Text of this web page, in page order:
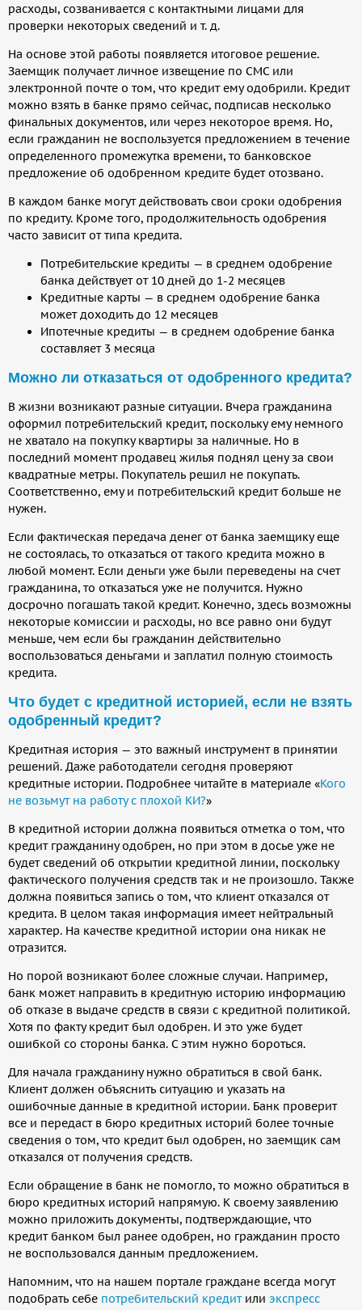
расходы, созванивается с контактными лицами для
проверки некоторых сведений и т. д.
На основе этой работы появляется итоговое решение.
Заемщик получает личное извещение по СМС или
электронной почте о том, что кредит ему одобрили. Кредит
можно взять в банке прямо сейчас, подписав несколько
финальных документов, или через некоторое время. Но,
если гражданин не воспользуется предложением в течение
определенного промежутка времени, то банковское
предложение об одобренном кредите будет отозвано.
В каждом банке могут действовать свои сроки одобрения
по кредиту. Кроме того, продолжительность одобрения
часто зависит от типа кредита.
Потребительские кредиты — в среднем одобрение
банка действует от 10 дней до 1-2 месяцев
Кредитные карты — в среднем одобрение банка
может доходить до 12 месяцев
Ипотечные кредиты — в среднем одобрение банка
составляет 3 месяца
Можно ли отказаться от одобренного кредита?
В жизни возникают разные ситуации. Вчера гражданина
оформил потребительский кредит, поскольку ему немного
не хватало на покупку квартиры за наличные. Но в
последний момент продавец жилья поднял цену за свои
квадратные метры. Покупатель решил не покупать.
Соответственно, ему и потребительский кредит больше не
нужен.
Если фактическая передача денег от банка заемщику еще
не состоялась, то отказаться от такого кредита можно в
любой момент. Если деньги уже были переведены на счет
гражданина, то отказаться уже не получится. Нужно
досрочно погашать такой кредит. Конечно, здесь возможны
некоторые комиссии и расходы, но все равно они будут
меньше, чем если бы гражданин действительно
воспользоваться деньгами и заплатил полную стоимость
кредита.
Что будет с кредитной историей, если не взять
одобренный кредит?
Кредитная история — это важный инструмент в принятии
решений. Даже работодатели сегодня проверяют
кредитные истории. Подробнее читайте в материале «Кого
не возьмут на работу с плохой КИ?»
В кредитной истории должна появиться отметка о том, что
кредит гражданину одобрен, но при этом в досье уже не
будет сведений об открытии кредитной линии, поскольку
фактического получения средств так и не произошло. Также
должна появиться запись о том, что клиент отказался от
кредита. В целом такая информация имеет нейтральный
характер. На качестве кредитной истории она никак не
отразится.
Но порой возникают более сложные случаи. Например,
банк может направить в кредитную историю информацию
об отказе в выдаче средств в связи с кредитной политикой.
Хотя по факту кредит был одобрен. И это уже будет
ошибкой со стороны банка. С этим нужно бороться.
Для начала гражданину нужно обратиться в свой банк.
Клиент должен объяснить ситуацию и указать на
ошибочные данные в кредитной истории. Банк проверит
все и передаст в бюро кредитных историй более точные
сведения о том, что кредит был одобрен, но заемщик сам
отказался от получения средств.
Если обращение в банк не помогло, то можно обратиться в
бюро кредитных историй напрямую. К своему заявлению
можно приложить документы, подтверждающие, что
кредит банком был ранее одобрен, но гражданин просто
не воспользовался данным предложением.
Напомним, что на нашем портале граждане всегда могут
подобрать себе потребительский кредитили экспресс